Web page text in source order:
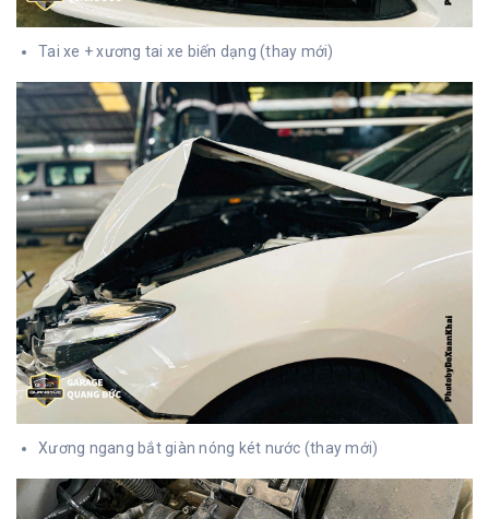
Tai xe + xương tai xe biến dạng (thay mới)
Xương ngang bắt giàn nóng két nước (thay mới)